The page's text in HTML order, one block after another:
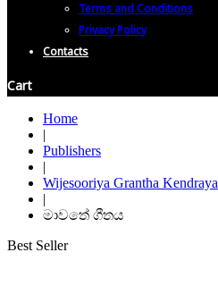
Terms and Conditions
Privacy Policy
Contacts
Cart
Home
|
Publishers
|
Wijesooriya Grantha Kendraya
|
මාවතේ ගීතය
Best Seller